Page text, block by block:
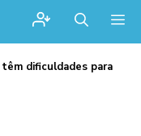
dificuldades para